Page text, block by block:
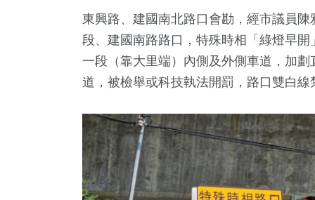
東興路、建國南北路口會勘，經市議員
段、建國南路路口，特殊時相「綠燈早
一段（靠大里端）內側及外側車道，加
道，被檢舉或科技執法開罰，路口雙白